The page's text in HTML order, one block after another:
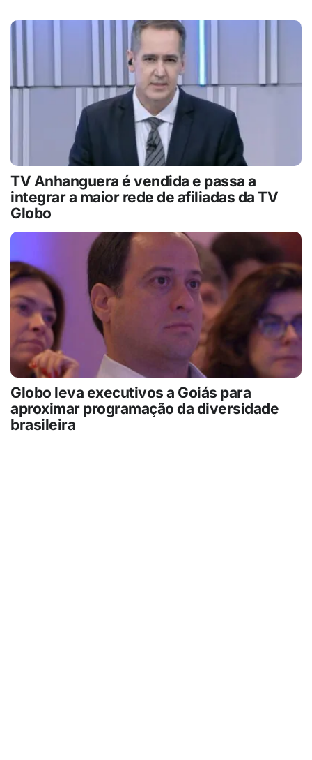
TV Anhanguera é vendida e passa a
integrar a maior rede de afiliadas da TV
Globo
Globo leva executivos a Goiás para
aproximar programação da diversidade
brasileira